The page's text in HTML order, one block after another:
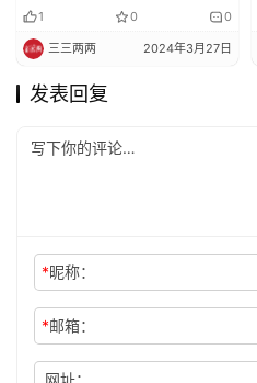
1 0 0
三三两两 2024年3月27日
发表回复
*昵称：
*邮箱：
网址：